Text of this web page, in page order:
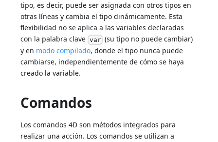
tipo, es decir, puede ser asignada con otros tipos en
otras líneas y cambia el tipo dinámicamente. Esta
flexibilidad no se aplica a las variables declaradas
con la palabra clave var (su tipo no puede cambiar)
y en modo compilado, donde el tipo nunca puede
cambiarse, independientemente de cómo se haya
creado la variable.
Comandos
Los comandos 4D son métodos integrados para
realizar una acción. Los comandos se utilizan a